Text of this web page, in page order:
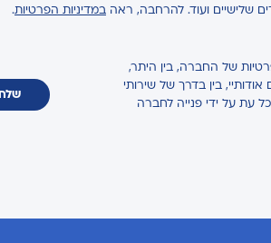
שלישיים ועוד. להרחבה, ראה במדיניות הפרטיות.
של החברה, בין היתר,
בין בדרך של שירותי
עת על ידי פנייה לחברה
שלח